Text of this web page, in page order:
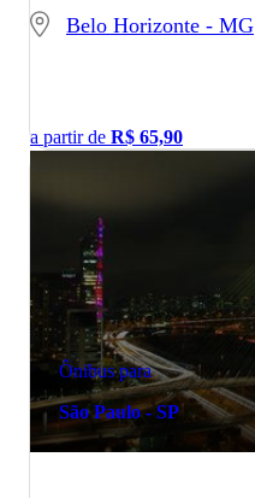
Belo Horizonte - MG
a partir de R$ 65,90
Ônibus para
São Paulo - SP